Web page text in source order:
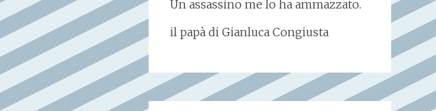
Un assassino me lo ha ammazzato.
il papà di Gianluca Congiusta